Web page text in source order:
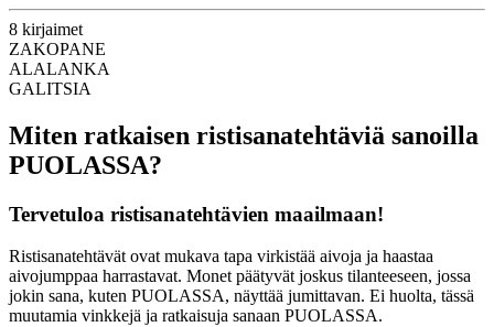
8 kirjaimet
ZAKOPANE
ALALANKA
GALITSIA
Miten ratkaisen ristisanatehtäviä sanoilla
PUOLASSA?
Tervetuloa ristisanatehtävien maailmaan!
Ristisanatehtävät ovat mukava tapa virkistää aivoja ja haastaa
aivojumppaa harrastavat. Monet päätyvät joskus tilanteeseen, jossa
jokin sana, kuten PUOLASSA, näyttää jumittavan. Ei huolta, tässä
muutamia vinkkejä ja ratkaisuja sanaan PUOLASSA.